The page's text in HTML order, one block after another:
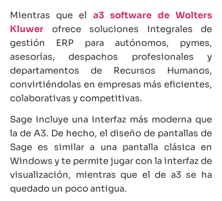
Mientras que el a3 software de Wolters
Kluwer ofrece soluciones integrales de
gestión ERP para autónomos, pymes,
asesorías, despachos profesionales y
departamentos de Recursos Humanos,
convirtiéndolas en empresas más eficientes,
colaborativas y competitivas.
Sage incluye una interfaz más moderna que
la de A3. De hecho, el diseño de pantallas de
Sage es similar a una pantalla clásica en
Windows y te permite jugar con la interfaz de
visualización, mientras que el de a3 se ha
quedado un poco antigua.